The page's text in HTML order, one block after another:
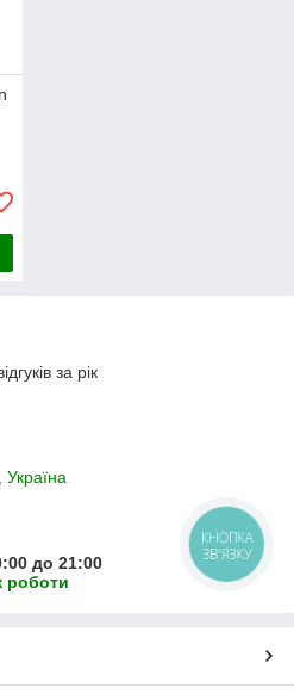
за рік
Україна
до 21:00
роботи
КНОПКА
ЗВ'ЯЗКУ